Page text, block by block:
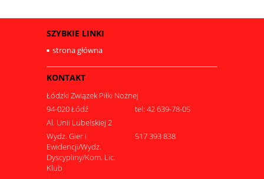
SZYBKIE LINKI
strona główna
KONTAKT
Łódzki Związek Piłki Nożnej
94-020 Łódź
tel: 42 639-78-05
Al. Unii Lubelskiej 2
Wydz. Gier i
Ewidencji/Wydz.
Dyscypliny/Kom. Lic.
Klub
517 393 838